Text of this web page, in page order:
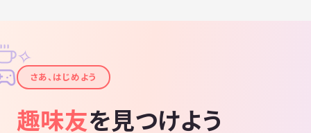
✦
✧
さあ、はじめよう
趣味友を見つけよう